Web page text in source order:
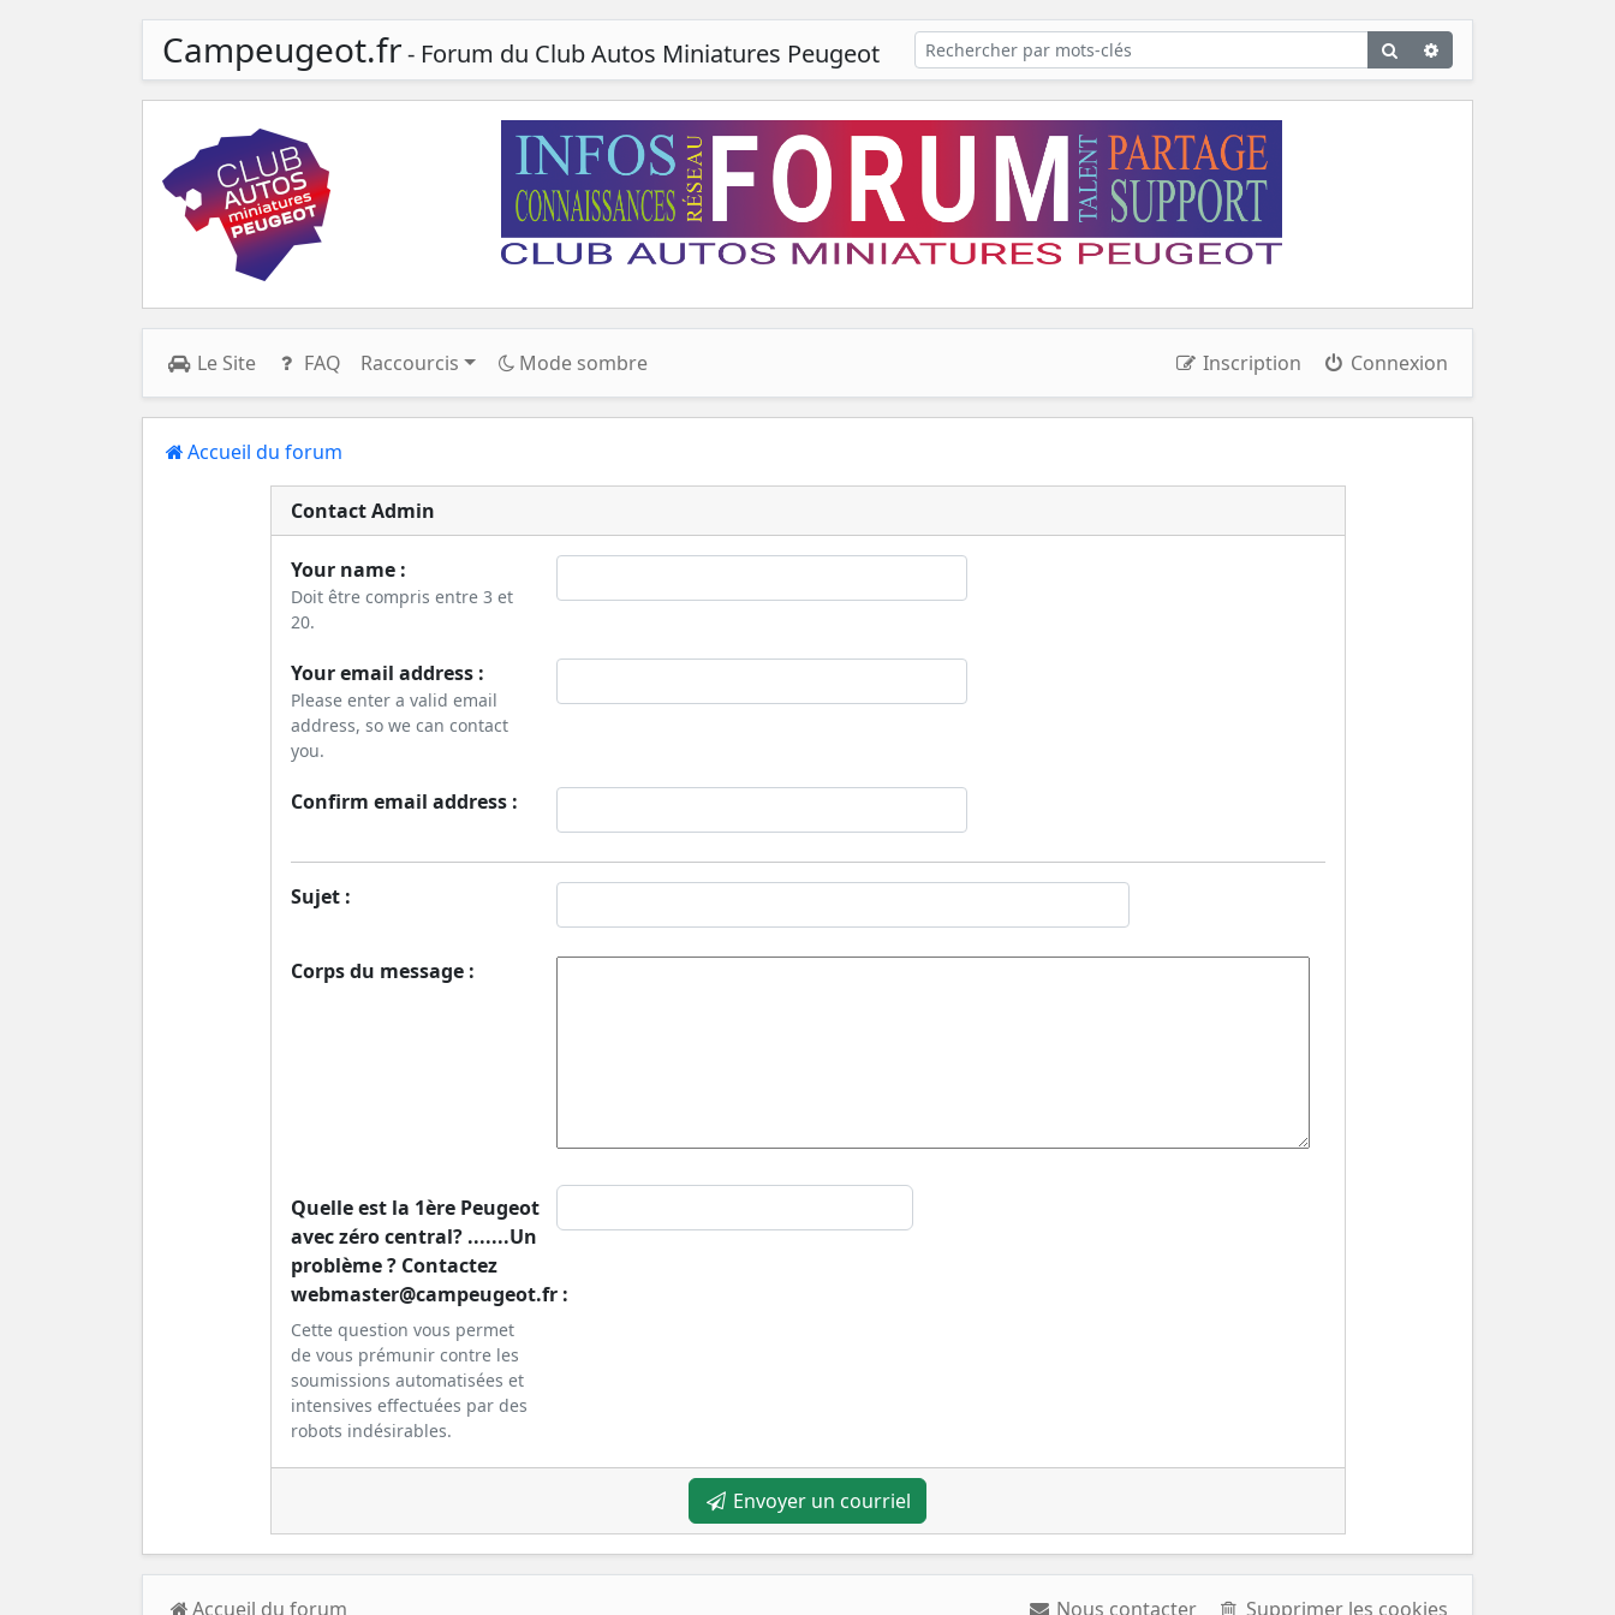
Campeugeot.fr- Forum du Club Autos Miniatures Peugeot Rechercher
avancée
Le Site FAQ Raccourcis Mode sombre Inscription Connexion
Accueil du forum
Contact Admin
Your name :
Doit être compris entre 3 et
20.
Your email address :
Please enter a valid email
address, so we can contact
you.
Confirm email address :
Sujet :
Corps du message :
Quelle est la 1ère Peugeot
avec zéro central? .......Un
problème ? Contactez
webmaster@campeugeot.fr :
Cette question vous permet
de vous prémunir contre les
soumissions automatisées et
intensives effectuées par des
robots indésirables.
Envoyer un courriel
Accueil du forum Nous contacter Supprimer les cookies